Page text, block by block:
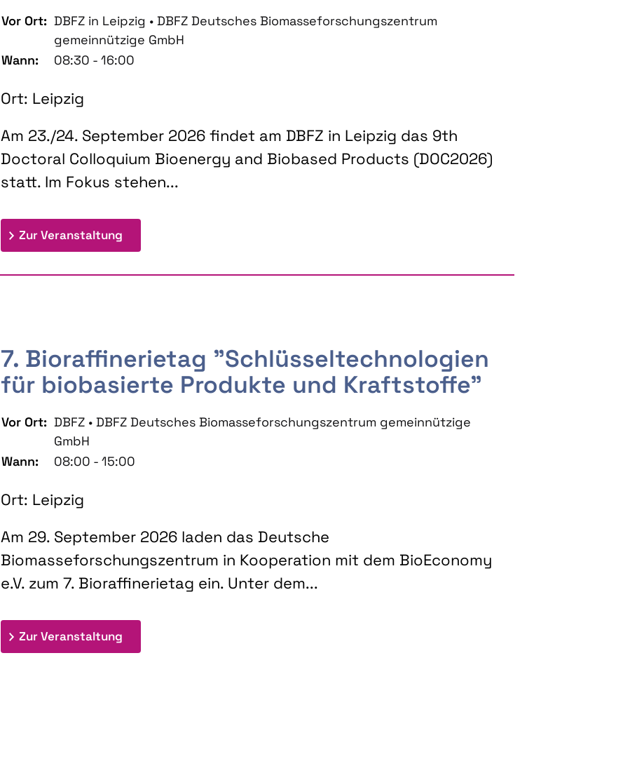
Vor Ort: DBFZ in Leipzig • DBFZ Deutsches Biomasseforschungszentrum
gemeinnützige GmbH
Wann:
08:30 - 16:00
Ort: Leipzig
Am 23./24. September 2026 findet am DBFZ in Leipzig das 9th
Doctoral Colloquium Bioenergy and Biobased Products (DOC2026)
statt. Im Fokus stehen...
Zur Veranstaltung: 9th Doctoral Colloquium BIOENERGY AND BIOBASED PRODUCTS
7. Bioraffinerietag "Schlüsseltechnologien
für biobasierte Produkte und Kraftstoffe"
Vor Ort: DBFZ • DBFZ Deutsches Biomasseforschungszentrum gemeinnützige
GmbH
Wann:
08:00 - 15:00
Ort: Leipzig
Am 29. September 2026 laden das Deutsche
Biomasseforschungszentrum in Kooperation mit dem BioEconomy
e.V. zum 7. Bioraffinerietag ein. Unter dem...
Zur Veranstaltung: 7. Bioraffinerietag "Schlüsseltechnologien für biobasierte Produkte und Kraftstoffe"